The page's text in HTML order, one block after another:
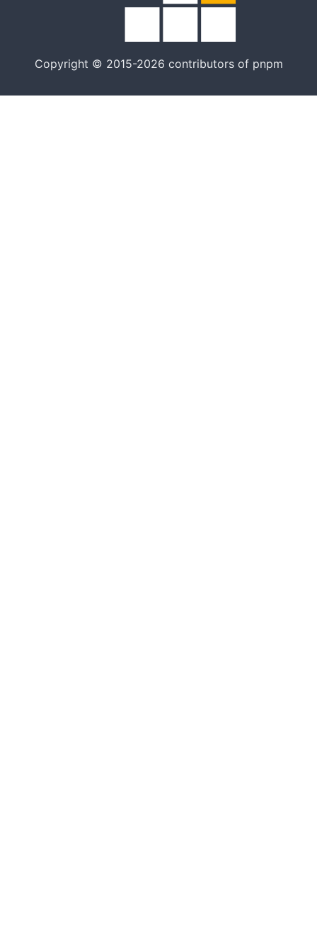
Copyright © 2015-2026 contributors of pnpm